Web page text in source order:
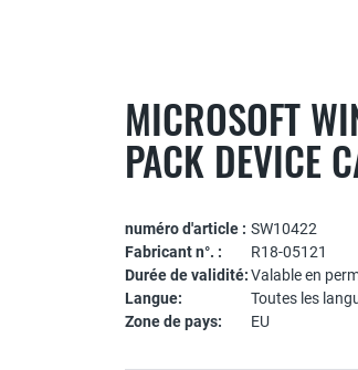
MICROSOFT
PACK DEVICE
numéro d'article : SW10422
Fabricant n°. :
R18-05121
Durée de validité:Valable en
Langue:
Toutes les
Zone de pays:
EU